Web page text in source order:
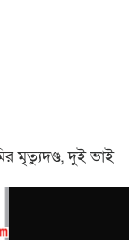
মৃত্যুদণ্ড, দুই ভাই